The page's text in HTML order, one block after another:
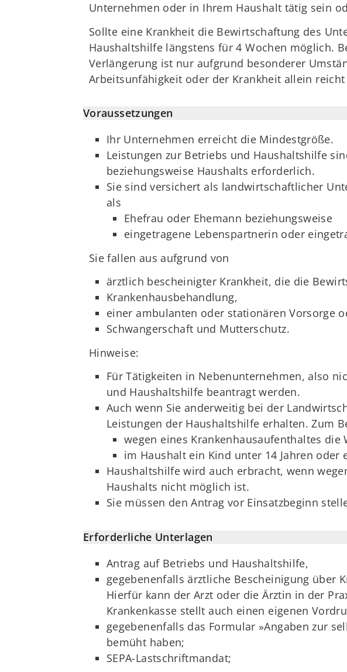
Unternehmen oder in Ihrem Haushalt tätig sein
Sollte eine Krankheit die Bewirtschaftung des
Haushaltshilfe längstens für 4 Wochen möglich.
Verlängerung ist nur aufgrund besonderer
Arbeitsunfähigkeit oder der Krankheit allein
Voraussetzungen
Ihr Unternehmen erreicht die Mindestgröße.
Leistungen zur Betriebs und Haushaltshilfe
beziehungsweise Haushalts erforderlich.
Sie sind versichert als landwirtschaftlicher
als
Ehefrau oder Ehemann beziehungsweise
eingetragene Lebenspartnerin oder
Sie fallen aus aufgrund von
ärztlich bescheinigter Krankheit, die die
Krankenhausbehandlung,
einer ambulanten oder stationären Vorsorge
Schwangerschaft und Mutterschutz.
Hinweise:
Für Tätigkeiten in Nebenunternehmen, also
und Haushaltshilfe beantragt werden.
Auch wenn Sie anderweitig bei der
Leistungen der Haushaltshilfe erhalten. Zum
wegen eines Krankenhausaufenthaltes
im Haushalt ein Kind unter 14 Jahren oder
Haushaltshilfe wird auch erbracht, wenn
Haushalts nicht möglich ist.
Sie müssen den Antrag vor Einsatzbeginn
Erforderliche Unterlagen
Antrag auf Betriebs und Haushaltshilfe,
gegebenenfalls ärztliche Bescheinigung über
Hierfür kann der Arzt oder die Ärztin in der
Krankenkasse stellt auch einen eigenen
gegebenenfalls das Formular »Angaben zur
bemüht haben;
SEPA-Lastschriftmandat;